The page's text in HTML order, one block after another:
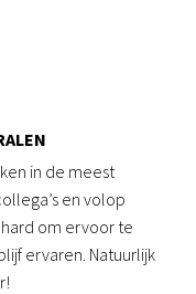
in de meest
en volop
om ervoor te
ervaren. Natuurlijk